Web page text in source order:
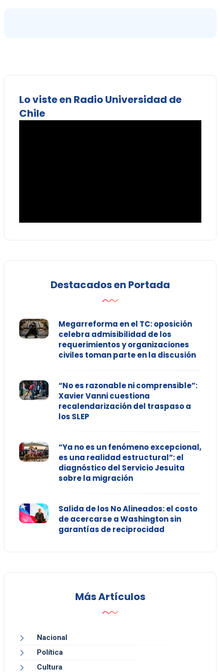
Lo viste en Radio Universidad de
Chile
Destacados en Portada
Megarreforma en el TC: oposición
celebra admisibilidad de los
requerimientos y organizaciones
civiles toman parte en la discusión
“No es razonable ni comprensible”:
Xavier Vanni cuestiona
recalendarización del traspaso a
los SLEP
“Ya no es un fenómeno excepcional,
es una realidad estructural”: el
diagnóstico del Servicio Jesuita
sobre la migración
Salida de los No Alineados: el costo
de acercarse a Washington sin
garantías de reciprocidad
Más Artículos
Nacional
Política
Cultura